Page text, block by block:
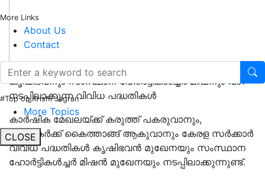
More Links
About Us
Contact
#Top on Krishi Jagran
More Topics
CLOSE
കൃഷിഭവനും സംസ്ഥാന ഹോർട്ടികൾച്ചർ മിഷനും വഴി
നടപ്പിലാക്കുന്ന വിവിധ പദ്ധതികൾ
കാർഷിക മേഖലയ്ക്ക് കരുത്ത് പകരുവാനും,
കർഷകർക്ക് കൈത്താങ്ങ് ആകുവാനും കേരള സർക്കാർ
വിവിധ പദ്ധതികൾ കൃഷിഭവൻ മുഖേനയും സംസ്ഥാന
ഹോർട്ടികൾച്ചർ മിഷൻ മുഖേനയും നടപ്പിലാക്കുന്നുണ്ട്.